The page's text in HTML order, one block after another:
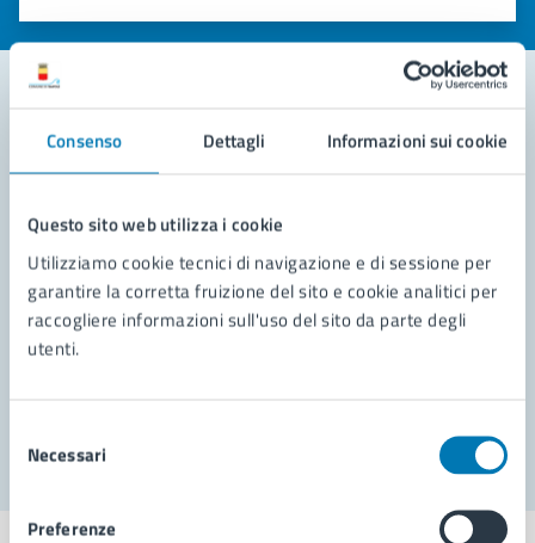
Consenso Dettagli Informazioni sui cookie
Questo sito web utilizza i cookie
Utilizziamo cookie tecnici di navigazione e di sessione per
garantire la corretta fruizione del sito e cookie analitici per
raccogliere informazioni sull'uso del sito da parte degli
utenti.
delNecessari
Preferenze
Valuta 5 stelle su 5
Valuta 4 stelle su 5
Valuta 3 stelle su 5
Valuta 2 stelle su 5
Valuta 1 stelle su 5
Contatta il comune
Richiedi assistenza
Prenota appuntamento
Problemi in città